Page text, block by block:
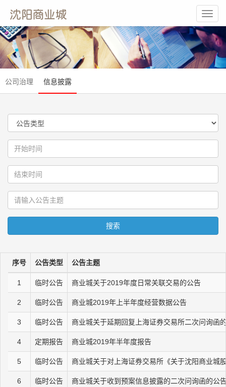
公司治理 信息披露
搜索
序号 公告类型 公告主题
1 临时公告 商业城关于2019年度日常关联交易的公告
2 临时公告 商业城2019年上半年度经营数据公告
3 临时公告 商业城关于延期回复上海证券交易所二次问询函
4 定期报告 商业城2019年半年度报告
5 临时公告 商业城关于对上海证券交易所《关于沈阳商业城
6 临时公告 商业城关于收到预案信息披露的二次问询函的公